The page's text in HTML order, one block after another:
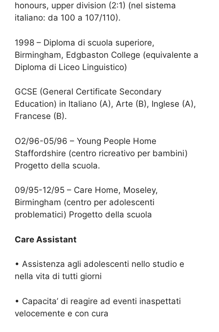
honours, upper division (2:1) (nel sistema
italiano: da 100 a 107/110).
1998 – Diploma di scuola superiore,
Birmingham, Edgbaston College (equivalente a
Diploma di Liceo Linguistico)
GCSE (General Certificate Secondary
Education) in Italiano (A), Arte (B), Inglese (A),
Francese (B).
O2/96-05/96 – Young People Home
Staffordshire (centro ricreativo per bambini)
Progetto della scuola.
09/95-12/95 – Care Home, Moseley,
Birmingham (centro per adolescenti
problematici) Progetto della scuola
Care Assistant
• Assistenza agli adolescenti nello studio e
nella vita di tutti giorni
• Capacita’ di reagire ad eventi inaspettati
velocemente e con cura